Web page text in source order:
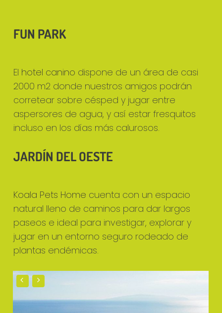
FUN PARK
El hotel canino dispone de un área de casi
2000 m2 donde nuestros amigos podrán
corretear sobre césped y jugar entre
aspersores de agua, y así estar fresquitos
incluso en los días más calurosos.
JARDÍN DEL OESTE
Koala Pets Home cuenta con un espacio
natural lleno de caminos para dar largos
paseos e ideal para investigar, explorar y
jugar en un entorno seguro rodeado de
plantas endémicas.